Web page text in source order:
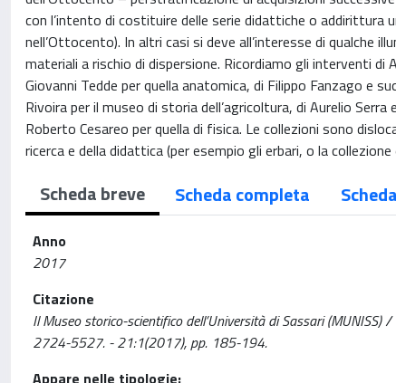
con l’intento di costituire delle serie didattiche o addirittura
nell’Ottocento). In altri casi si deve all’interesse di qualche
materiali a rischio di dispersione. Ricordiamo gli interventi di
Giovanni Tedde per quella anatomica, di Filippo Fanzago e
Rivoira per il museo di storia dell’agricoltura, di Aurelio
Roberto Cesareo per quella di fisica. Le collezioni sono
ricerca e della didattica (per esempio gli erbari, o la
Scheda breve Scheda completa
Anno
2017
Citazione
Il Museo storico-scientifico dell’Università di Sassari (MUNISS) /
2724-5527. - 21:1(2017), pp. 185-194.
Appare nelle tipologie: